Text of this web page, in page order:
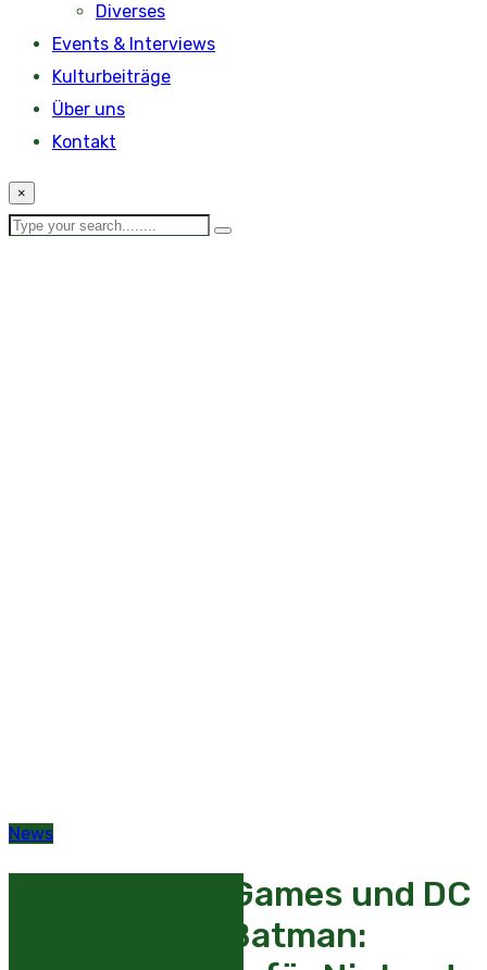
Diverses
Events & Interviews
Kulturbeiträge
Über uns
Kontakt
×
News
Warner Bros. Games und DC
kündigen die Batman: